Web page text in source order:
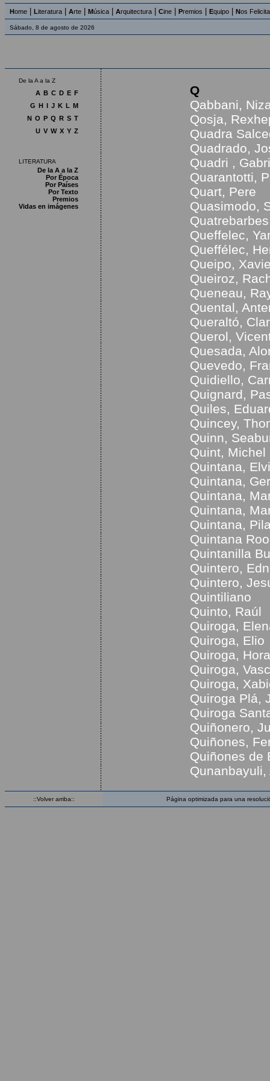
Home Literatura Arte Música Arquitectura Cine Premios Equipo Nos
Sábado, 8 de agosto de 2026
De la A a la Z
A B C D E F
G H I J K L M
N O P Q R S T
U V W X Y Z
LITERATURA
De la A a la Z
Por Época
Por Países
Por Texto
Premios
Vidas en imágenes
Q
Qabbani,
Qosja,
Quadra
Quadrado,
Quadri ,
Quarantotti,
Quart, Pere
Quasimodo,
Queffelec,
Queffélec,
Queipo,
Queiroz,
Queneau,
Quental,
Queraltó,
Querol,
Quesada,
Quevedo,
Quidiello,
Quignard,
Quiles,
Quincey,
Quinn,
Quint, Michel
Quintana,
Quintana,
Quintana,
Quintana,
Quintana,
Quintana
Quintanilla
Quintero,
Quintero,
Quintiliano
Quinto, Raúl
Quiroga,
Quiroga, Elio
Quiroga,
Quiroga,
Quiroga,
Quiroga Plá,
Quiroga
Quiñonero,
Quiñones,
Quiñones de
Qunanbayuli,
::Volver arriba:: Página optimizada para una